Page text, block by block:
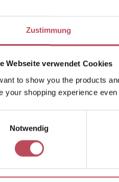
Zustimmung
Webseite verwendet Cookies
to show you the products
your shopping experience even
Notwendig
gewünschten